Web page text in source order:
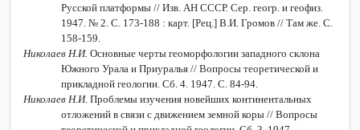
Русской платформы // Изв. АН СССР. Сер. геогр. и геофиз.
1947. № 2. С. 173-188 : карт. [Рец.] В.И. Громов // Там же. С.
158-159.
Николаев Н.И. Основные черты геоморфологии западного склона
Южного Урала и Приуралья // Вопросы теоретической и
прикладной геологии. Сб. 4. 1947. С. 84-94.
Николаев Н.И. Проблемы изучения новейших континентальных
отложений в связи с движением земной коры // Вопросы